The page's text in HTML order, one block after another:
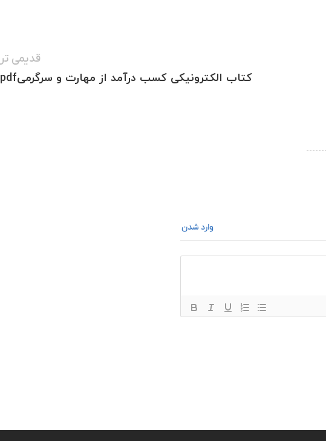
قدیمی تر
کتاب الکترونیکی کسب درآمد از مهارت و سرگرمیpdf
وارد شدن